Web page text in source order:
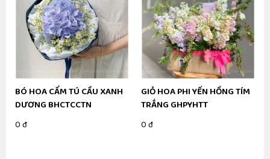
BÓ HOA CẨM TÚ CẦU XANH
DƯƠNG BHCTCCTN
0 đ
GIỎ HOA PHI YẾN HỒNG TÍM
TRẮNG GHPYHTT
0 đ